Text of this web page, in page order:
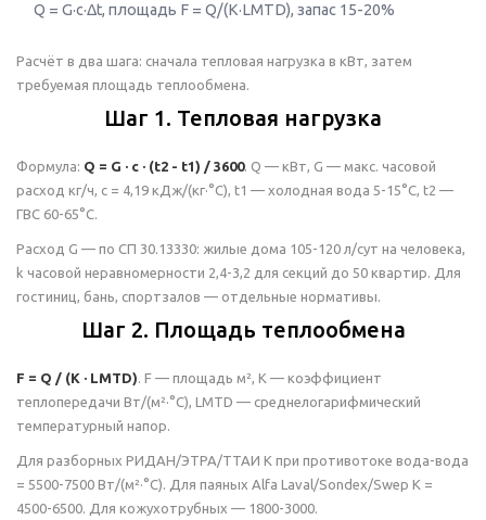
Q = G·c·Δt, площадь F = Q/(K·LMTD), запас 15-20%
Расчёт в два шага: сначала тепловая нагрузка в кВт, затем
требуемая площадь теплообмена.
Шаг 1. Тепловая нагрузка
Формула: Q = G · c · (t2 - t1) / 3600. Q — кВт, G — макс. часовой
расход кг/ч, c = 4,19 кДж/(кг·°C), t1 — холодная вода 5-15°C, t2 —
ГВС 60-65°C.
Расход G — по СП 30.13330: жилые дома 105-120 л/сут на человека,
k часовой неравномерности 2,4-3,2 для секций до 50 квартир. Для
гостиниц, бань, спортзалов — отдельные нормативы.
Шаг 2. Площадь теплообмена
F = Q / (K · LMTD). F — площадь м², K — коэффициент
теплопередачи Вт/(м²·°C), LMTD — среднелогарифмический
температурный напор.
Для разборных РИДАН/ЭТРА/ТТАИ K при противотоке вода-вода
= 5500-7500 Вт/(м²·°C). Для паяных Alfa Laval/Sondex/Swep K =
4500-6500. Для кожухотрубных — 1800-3000.